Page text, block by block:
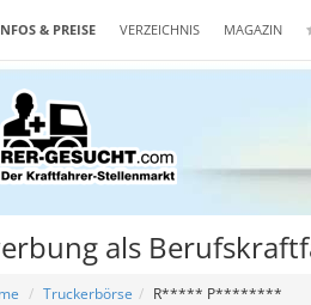
& PREISE VERZEICHNIS MAGAZIN
als
Truckerbörse R***** P********